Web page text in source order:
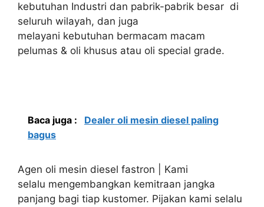
kebutuhan Industri dan pabrik-pabrik besar di
seluruh wilayah, dan juga
melayani kebutuhan bermacam macam
pelumas & oli khusus atau oli special grade.
Baca juga :
Dealer oli mesin diesel paling
bagus
Agen oli mesin diesel fastron | Kami
selalu mengembangkan kemitraan jangka
panjang bagi tiap kustomer. Pijakan kami selalu